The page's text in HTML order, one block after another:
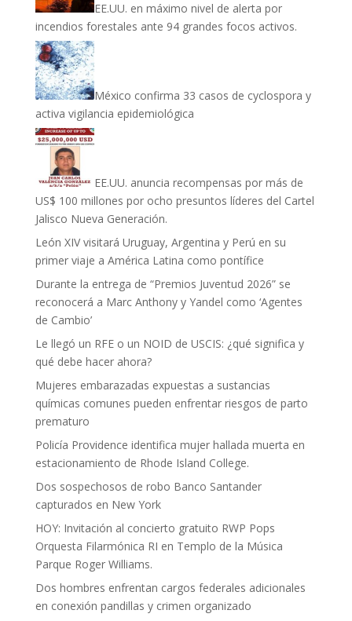
EE.UU. en máximo nivel de alerta por
incendios forestales ante 94 grandes focos activos.
México confirma 33 casos de cyclospora y
activa vigilancia epidemiológica
EE.UU. anuncia recompensas por más de
US$ 100 millones por ocho presuntos líderes del Cartel
Jalisco Nueva Generación.
León XIV visitará Uruguay, Argentina y Perú en su
primer viaje a América Latina como pontífice
Durante la entrega de “Premios Juventud 2026” se
reconocerá a Marc Anthony y Yandel como ‘Agentes
de Cambio’
Le llegó un RFE o un NOID de USCIS: ¿qué significa y
qué debe hacer ahora?
Mujeres embarazadas expuestas a sustancias
químicas comunes pueden enfrentar riesgos de parto
prematuro
Policía Providence identifica mujer hallada muerta en
estacionamiento de Rhode Island College.
Dos sospechosos de robo Banco Santander
capturados en New York
HOY: Invitación al concierto gratuito RWP Pops
Orquesta Filarmónica RI en Templo de la Música
Parque Roger Williams.
Dos hombres enfrentan cargos federales adicionales
en conexión pandillas y crimen organizado